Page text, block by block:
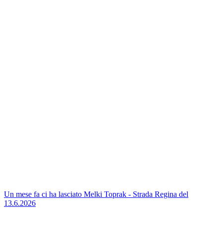
Un mese fa ci ha lasciato Melki Toprak - Strada Regina del
13.6.2026